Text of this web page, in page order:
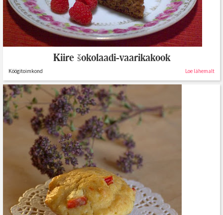
Kiire šokolaadi-vaarikakook
Köögitoimkond Loe lähemalt